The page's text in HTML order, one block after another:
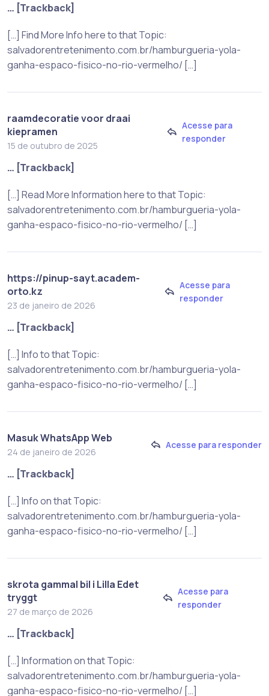
… [Trackback]
[…] Find More Info here to that Topic:
salvadorentretenimento.com.br/hamburgueria-yola-
ganha-espaco-fisico-no-rio-vermelho/ […]
raamdecoratie voor draai
kiepramen
15 de outubro de 2025
Acesse para
responder
… [Trackback]
[…] Read More Information here to that Topic:
salvadorentretenimento.com.br/hamburgueria-yola-
ganha-espaco-fisico-no-rio-vermelho/ […]
https://pinup-sayt.academ-
orto.kz
23 de janeiro de 2026
Acesse para
responder
… [Trackback]
[…] Info to that Topic:
salvadorentretenimento.com.br/hamburgueria-yola-
ganha-espaco-fisico-no-rio-vermelho/ […]
Masuk WhatsApp Web
24 de janeiro de 2026
Acesse para responder
… [Trackback]
[…] Info on that Topic:
salvadorentretenimento.com.br/hamburgueria-yola-
ganha-espaco-fisico-no-rio-vermelho/ […]
skrota gammal bil i Lilla Edet
tryggt
27 de março de 2026
Acesse para
responder
… [Trackback]
[…] Information on that Topic:
salvadorentretenimento.com.br/hamburgueria-yola-
ganha-espaco-fisico-no-rio-vermelho/ […]